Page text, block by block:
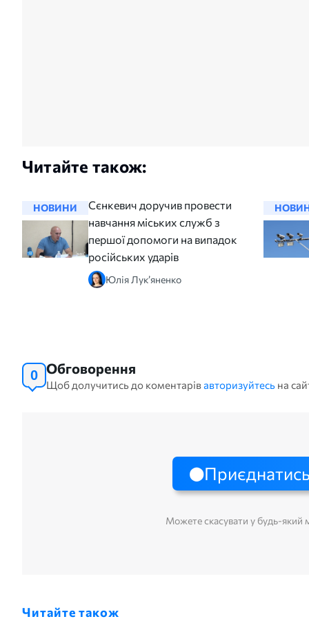
Читайте також:
НОВИНИ
Сєнкевич доручив провести
навчання міських служб з
першої допомоги на випадок
російських ударів
Юлія Лук’яненко
0 Обговорення
Щоб долучитись до коментарівавторизуйтесь на
Можете скасувати у будь-який
Читайте також